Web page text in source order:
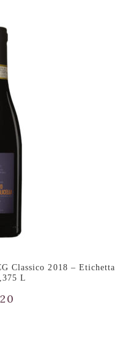
Classico 2018 – Etichetta
L